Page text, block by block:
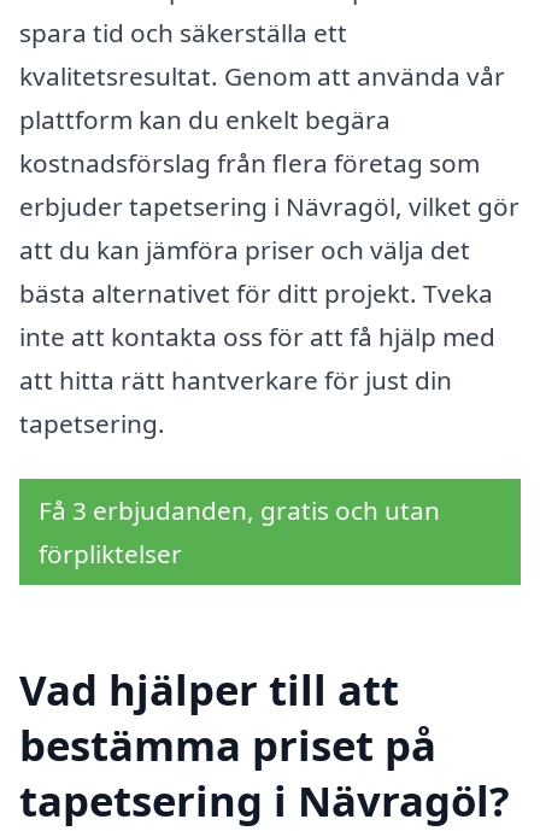
spara tid och säkerställa ett
kvalitetsresultat. Genom att använda vår
plattform kan du enkelt begära
kostnadsförslag från flera företag som
erbjuder tapetsering i Nävragöl, vilket gör
att du kan jämföra priser och välja det
bästa alternativet för ditt projekt. Tveka
inte att kontakta oss för att få hjälp med
att hitta rätt hantverkare för just din
tapetsering.
Få 3 erbjudanden, gratis och utan
förpliktelser
Vad hjälper till att
bestämma priset på
tapetsering i Nävragöl?